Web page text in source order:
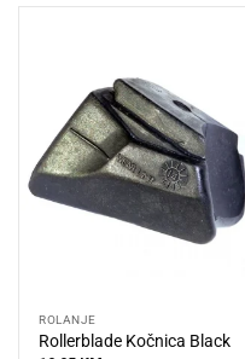
ROLANJE
Rollerblade Kočnica Black